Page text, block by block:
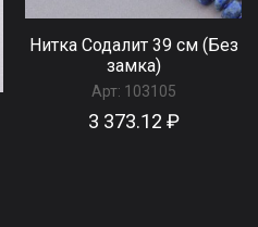
Нитка Содалит 39 см (Без
замка)
Арт: 103105
3 373.12 ₽